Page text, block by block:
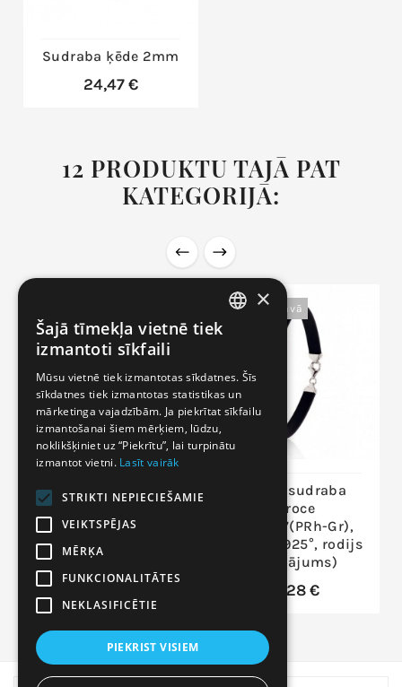
Sudraba ķēde 2mm
24,47 €
12 PRODUKTU TAJĀ PAT
KATEGORIJĀ:
Sudraba aproce
220,69 €
Nav Noliktavā
Vīriešu sudraba
aproce
2600297(PRh-Gr),
Sudrabs 925°, rodijs
(pārklājums)
53,28 €
LITHUANIAN
RUSSIAN
ENGLISH
×
Šajā tīmekļa vietnē tiek
izmantoti sīkfaili
Mūsu vietnē tiek izmantotas sīkdatnes. Šīs
sīkdatnes tiek izmantotas statistikas un
mārketinga vajadzībām. Ja piekrītat sīkfailu
izmantošanai šiem mērķiem, lūdzu,
noklikšķiniet uz “Piekrītu”, lai turpinātu
izmantot vietni. Lasīt vairāk
STRIKTI NEPIECIEŠAMIE
VEIKTSPĒJAS
MĒRĶA
FUNKCIONALITĀTES
NEKLASIFICĒTIE
PIEKRIST VISIEM